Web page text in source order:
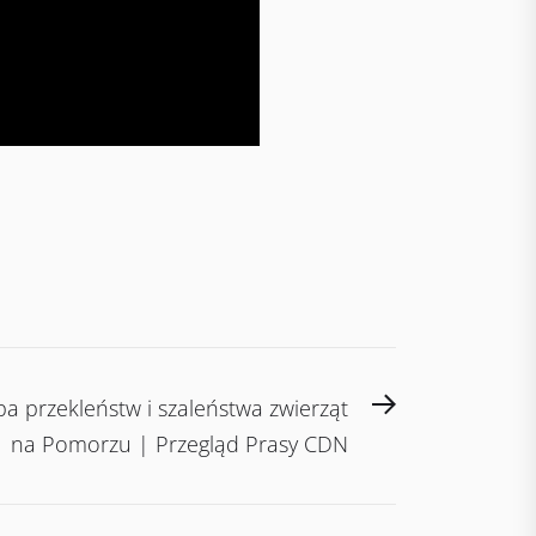
Next
przekleństw i szaleństwa zwierząt
na Pomorzu | Przegląd Prasy CDN